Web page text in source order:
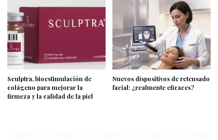
Sculptra, bioestimulación de
colágeno para mejorar la
firmeza y la calidad de la piel
Nuevos dispositivos de retensado
facial: ¿realmente eficaces?